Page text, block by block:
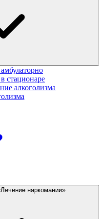
стационаре
алкоголизма
наркомании»